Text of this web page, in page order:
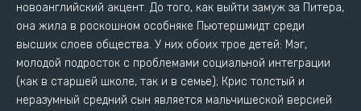
новоанглийский акцент. До того, как выйти замуж за Питера,
она жила в роскошном особняке Пьютершмидт среди
высших слоев общества. У них обоих трое детей: Мэг,
молодой подросток с проблемами социальной интеграции
(как в старшей школе, так и в семье); Крис толстый и
неразумный средний сын является мальчишеской версией